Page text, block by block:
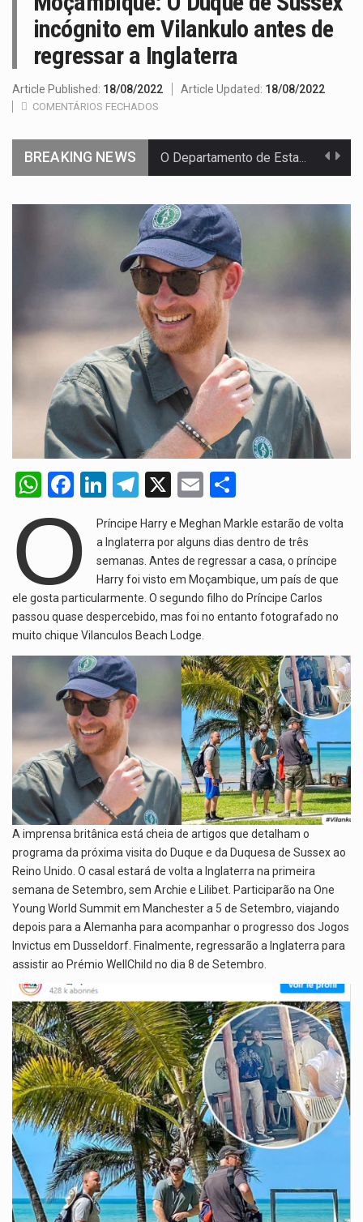
incógnito em Vilankulo antes de
regressar a Inglaterra
Article Published: 18/08/2022 Article Updated: 18/08/2022
COMENTÁRIOS FECHADOS
BREAKING NEWS O Departamento de Estado norte-americano confirmou que cidadãos dos Estados…
Um dos casos mais graves envolveu a residência de Sam…
O Senado dos Estados Unidos aprovou, no dia 7 de…
Legislação, renomeada em homenagem ao falecido senador Lindsey Graham, foi…
W
h
at
A
p
p
F
ce
b
o
o
k
Li
n
ke
dI
n
T
el
e
gr
a
m
X
E
m
ail
h
ar
e
O
Príncipe Harry e Meghan Markle estarão de volta
a Inglaterra por alguns dias dentro de três
semanas. Antes de regressar a casa, o príncipe
Harry foi visto em Moçambique, um país de que
ele gosta particularmente. O segundo filho do Príncipe Carlos
passou quase despercebido, mas foi no entanto fotografado no
muito chique Vilanculos Beach Lodge.
A imprensa britânica está cheia de artigos que detalham o
programa da próxima visita do Duque e da Duquesa de Sussex ao
Reino Unido. O casal estará de volta a Inglaterra na primeira
semana de Setembro, sem Archie e Lilibet. Participarão na One
Young World Summit em Manchester a 5 de Setembro, viajando
depois para a Alemanha para acompanhar o progresso dos Jogos
Invictus em Dusseldorf. Finalmente, regressarão a Inglaterra para
assistir ao Prémio WellChild no dia 8 de Setembro.